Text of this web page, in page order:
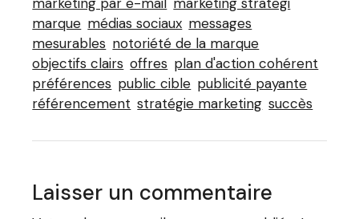
marque médias sociaux messages
mesurables notoriété de la marque
objectifs clairs offres plan d'action cohérent
préférences public cible publicité payante
référencement stratégie marketing succès
Laisser un commentaire